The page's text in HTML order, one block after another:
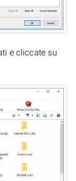
e cliccate su